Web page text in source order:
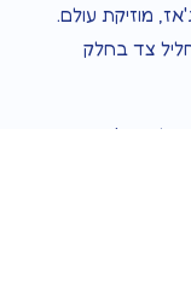
מוזיקת עולם.
צד בחלק
ז'אן פייר